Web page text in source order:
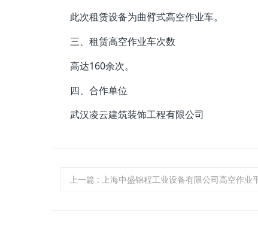
此次租赁设备为曲臂式高空作业车。
三、租赁高空作业车次数
高达160余次。
四、合作单位
武汉凌云建筑装饰工程有限公司
上一篇 : 上海中盛锦程工业设备有限公司高空作业平台